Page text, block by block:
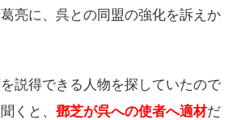
亮に、呉との同盟の強化を訴えか
説得できる人物を探していたので
くと、 鄧芝が呉への使者へ適材だ